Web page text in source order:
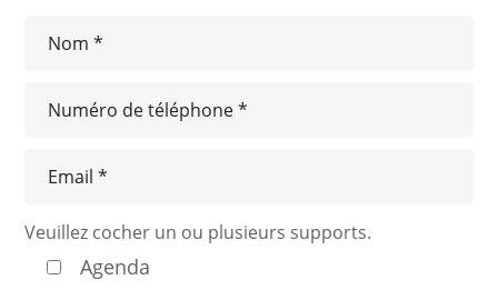
Veuillez cocher un ou plusieurs supports.
Agenda